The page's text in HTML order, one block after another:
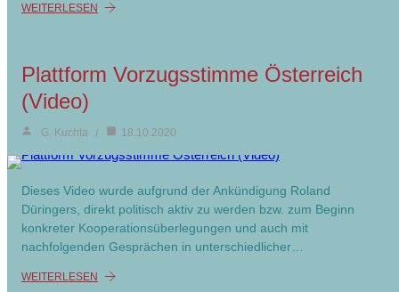
WEITERLESEN
Plattform Vorzugsstimme Österreich
(Video)
G. Kuchta 18.10.2020
Dieses Video wurde aufgrund der Ankündigung Roland
Düringers, direkt politisch aktiv zu werden bzw. zum Beginn
konkreter Kooperationsüberlegungen und auch mit
nachfolgenden Gesprächen in unterschiedlicher…
WEITERLESEN